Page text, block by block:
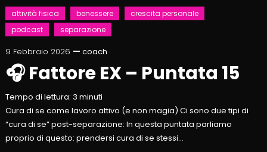
attività fisica benessere
crescita personale
podcast
separazione
9 Febbraio 2026 coach
🎧 Fattore EX – Puntata 15
Tempo di lettura: 3 minuti
Cura di se come lavoro attivo (e non magia) Ci sono due tipi di
“cura di se” post-separazione: In questa puntata parliamo
proprio di questo: prendersi cura di se stessi…